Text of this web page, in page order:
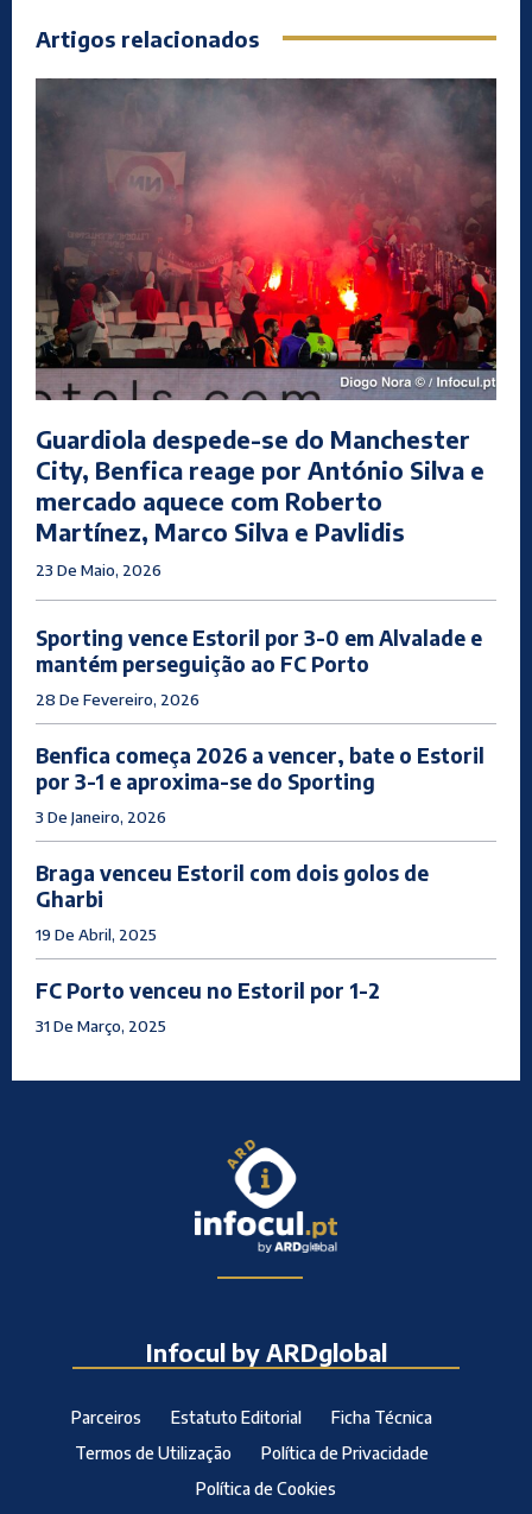
Artigos relacionados
Guardiola despede-se do Manchester
City, Benfica reage por António Silva e
mercado aquece com Roberto
Martínez, Marco Silva e Pavlidis
23 De Maio, 2026
Sporting vence Estoril por 3-0 em Alvalade e
mantém perseguição ao FC Porto
28 De Fevereiro, 2026
Benfica começa 2026 a vencer, bate o Estoril
por 3-1 e aproxima-se do Sporting
3 De Janeiro, 2026
Braga venceu Estoril com dois golos de
Gharbi
19 De Abril, 2025
FC Porto venceu no Estoril por 1-2
31 De Março, 2025
Infocul by ARDglobal
Parceiros Estatuto Editorial
Ficha Técnica
Termos de Utilização
Política de Privacidade
Política de Cookies